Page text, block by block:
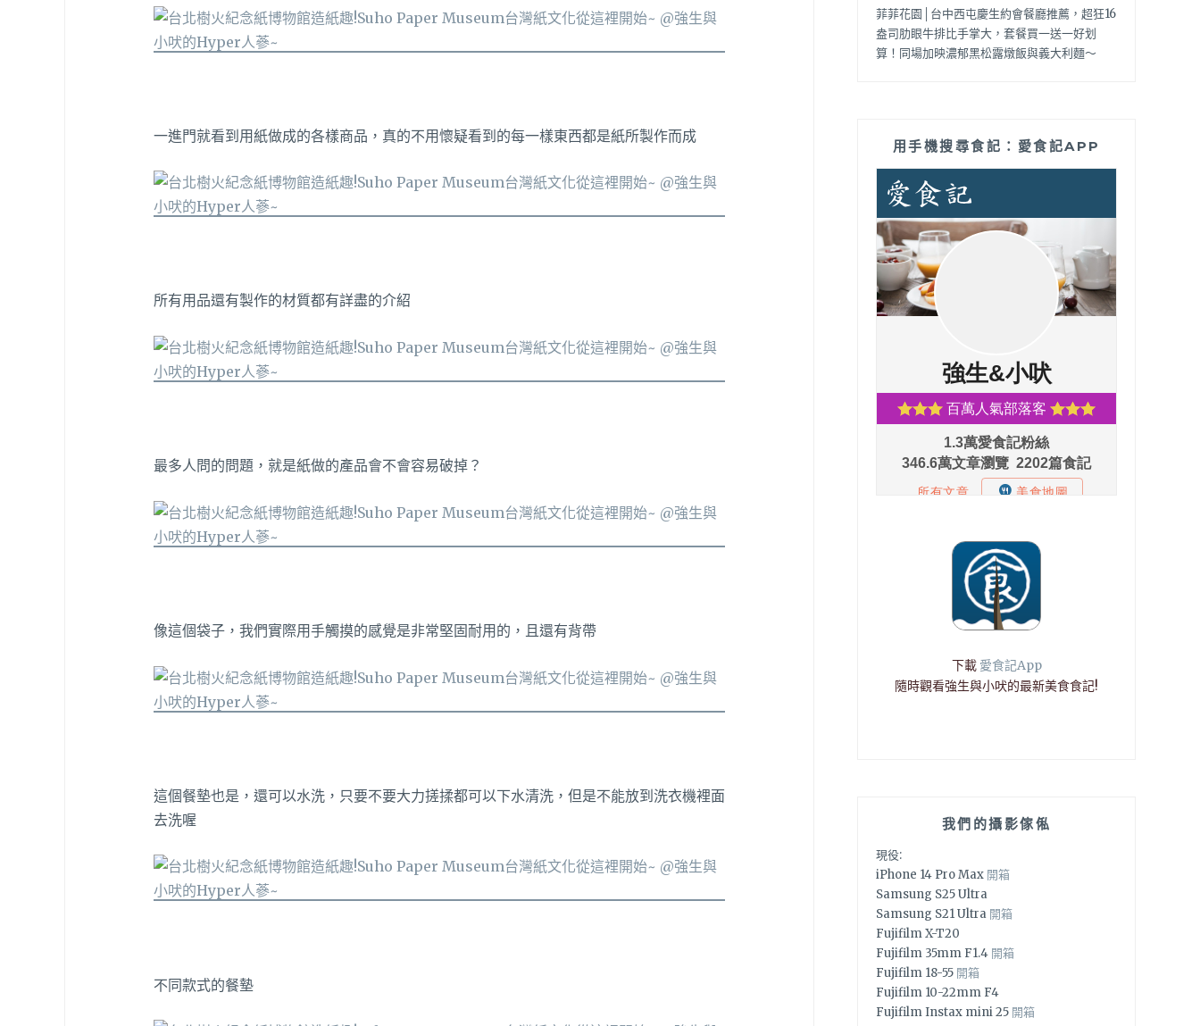
一進門就看到用紙做成的各樣商品，真的不用懷疑看到的每一樣東西都是紙所製作而成
所有用品還有製作的材質都有詳盡的介紹
最多人問的問題，就是紙做的產品會不會容易破掉？
像這個袋子，我們實際用手觸摸的感覺是非常堅固耐用的，且還有背帶
這個餐墊也是，還可以水洗，只要不要大力搓揉都可以下水清洗，但是不能放到洗衣機裡面
去洗喔
不同款式的餐墊
菲菲花園│台中西屯慶生約會餐廳推薦，超狂16
盎司肋眼牛排比手掌大，套餐買一送一好划
算！同場加映濃郁黑松露燉飯與義大利麵～
用手機搜尋食記：愛食記APP
下載 愛食記App
隨時觀看強生與小吠的最新美食食記!
我們的攝影傢俬
現役:
iPhone 14 Pro Max 開箱
Samsung S25 Ultra
Samsung S21 Ultra 開箱
Fujifilm X-T20
Fujifilm 35mm F1.4 開箱
Fujifilm 18-55 開箱
Fujifilm 10-22mm F4
Fujifilm Instax mini 25 開箱